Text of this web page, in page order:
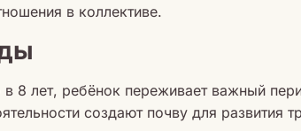
в коллективе.
8 лет, ребёнок переживает важный
создают почву для развития